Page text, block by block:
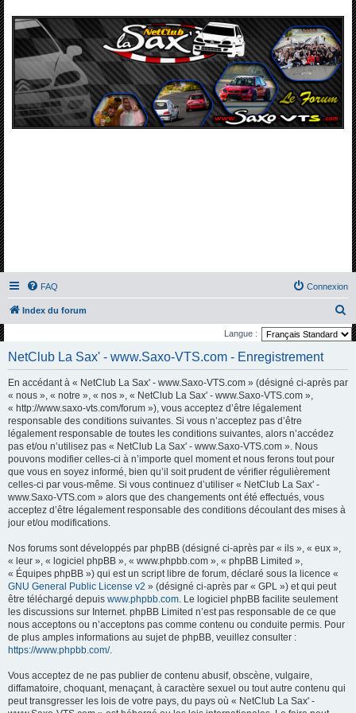
FAQ Connexion
Index du forum
e
Langue :
NetClub La Sax' - www.Saxo-VTS.com - Enregistrement
En accédant à « NetClub La Sax' - www.Saxo-VTS.com » (désigné ci-après par
« nous », « notre », « nos », « NetClub La Sax' - www.Saxo-VTS.com »,
« http://www.saxo-vts.com/forum »), vous acceptez d’être légalement
responsable des conditions suivantes. Si vous n’acceptez pas d’être
légalement responsable de toutes les conditions suivantes, alors n’accédez
pas et/ou n’utilisez pas « NetClub La Sax' - www.Saxo-VTS.com ». Nous
pouvons modifier celles-ci à n’importe quel moment et nous ferons tout pour
que vous en soyez informé, bien qu’il soit prudent de vérifier régulièrement
celles-ci par vous-même. Si vous continuez d’utiliser « NetClub La Sax' -
www.Saxo-VTS.com » alors que des changements ont été effectués, vous
acceptez d’être légalement responsable des conditions découlant des mises à
jour et/ou modifications.
Nos forums sont développés par phpBB (désigné ci-après par « ils », « eux »,
« leur », « logiciel phpBB », « www.phpbb.com », « phpBB Limited »,
« Équipes phpBB ») qui est un script libre de forum, déclaré sous la licence «
GNU General Public License v2 » (désigné ci-après par « GPL ») et qui peut
être téléchargé depuis www.phpbb.com. Le logiciel phpBB facilite seulement
les discussions sur Internet. phpBB Limited n’est pas responsable de ce que
nous acceptons ou n’acceptons pas comme contenu ou conduite permis. Pour
de plus amples informations au sujet de phpBB, veuillez consulter :
https://www.phpbb.com/.
Vous acceptez de ne pas publier de contenu abusif, obscène, vulgaire,
diffamatoire, choquant, menaçant, à caractère sexuel ou tout autre contenu qui
peut transgresser les lois de votre pays, du pays où « NetClub La Sax' -